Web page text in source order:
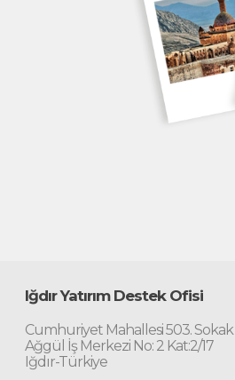
Iğdır Yatırım Destek Ofisi
Cumhuriyet Mahallesi 503. Sokak
Ağgül İş Merkezi No: 2 Kat:2/17
Iğdır-Türkiye